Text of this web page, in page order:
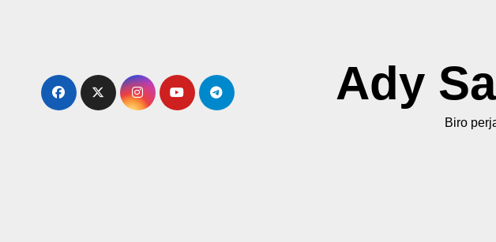
Ady
Biro